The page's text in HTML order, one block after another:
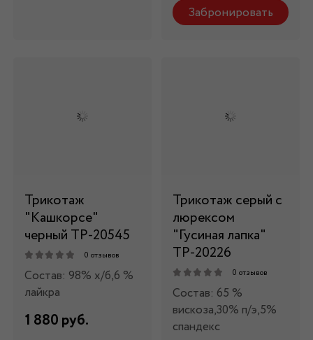
Забронировать
Трикотаж
"Кашкорсе"
черный ТР-20545
0 отзывов
Состав: 98% х/б,6 %
лайкра
1 880 руб.
Трикотаж серый с
люрексом
"Гусиная лапка"
ТР-20226
0 отзывов
Состав: 65 %
вискоза,30% п/э,5%
спандекс